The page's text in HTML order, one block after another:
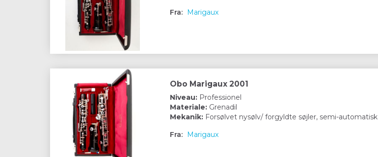
Fra:
Marigaux
Obo Marigaux 2001
Niveau:Professionel
Materiale:Grenadil
Mekanik:Forsølvet nysølv/ forgyldte søjler, semi-automatisk
Fra: Marigaux